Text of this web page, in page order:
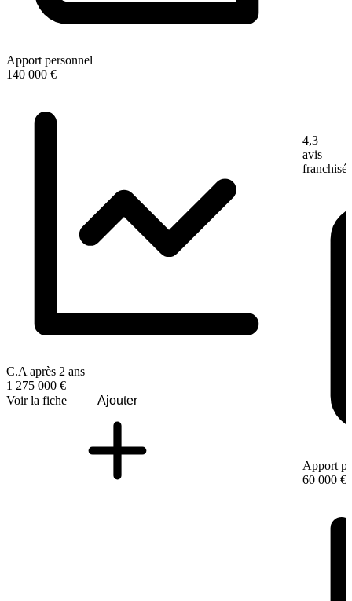
Apport personnel
140 000 €
C.A après 2 ans
1 275 000 €
Voir la fiche
Ajouter
4,3
avis
franchisé
Apport
60 000 €